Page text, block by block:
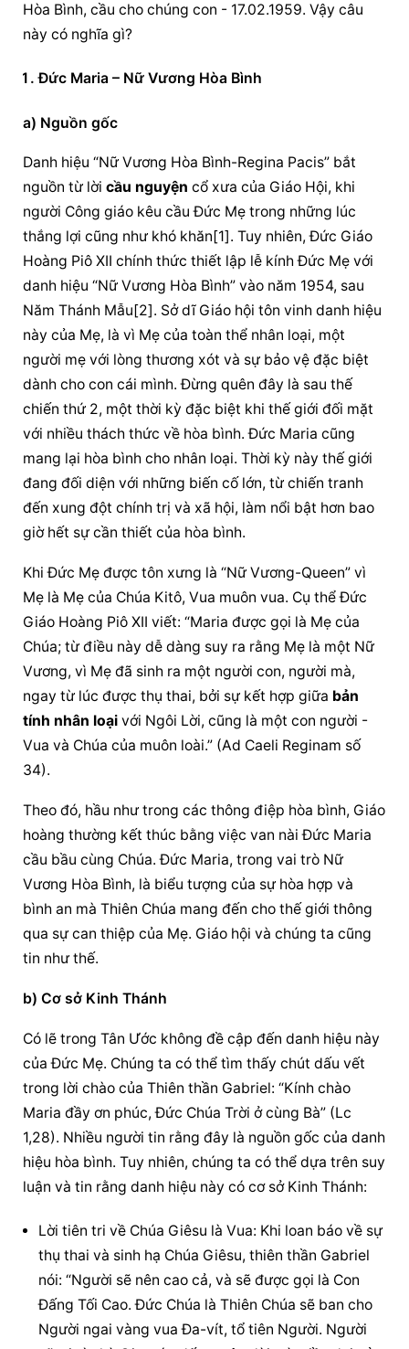
Hòa Bình, cầu cho chúng con - 17.02.1959. Vậy câu
này có nghĩa gì?
Đức Maria – Nữ Vương Hòa Bình
a) Nguồn gốc
Danh hiệu “Nữ Vương Hòa Bình-Regina Pacis” bắt
nguồn từ lời cầu nguyện cổ xưa của Giáo Hội, khi
người Công giáo kêu cầu Đức Mẹ trong những lúc
thắng lợi cũng như khó khăn[1]. Tuy nhiên, Đức Giáo
Hoàng Piô XII chính thức thiết lập lễ kính Đức Mẹ với
danh hiệu “Nữ Vương Hòa Bình” vào năm 1954, sau
Năm Thánh Mẫu[2]. Sở dĩ Giáo hội tôn vinh danh hiệu
này của Mẹ, là vì Mẹ của toàn thể nhân loại, một
người mẹ với lòng thương xót và sự bảo vệ đặc biệt
dành cho con cái mình. Đừng quên đây là sau thế
chiến thứ 2, một thời kỳ đặc biệt khi thế giới đối mặt
với nhiều thách thức về hòa bình. Đức Maria cũng
mang lại hòa bình cho nhân loại. Thời kỳ này thế giới
đang đối diện với những biến cố lớn, từ chiến tranh
đến xung đột chính trị và xã hội, làm nổi bật hơn bao
giờ hết sự cần thiết của hòa bình.
Khi Đức Mẹ được tôn xưng là “Nữ Vương-Queen” vì
Mẹ là Mẹ của Chúa Kitô, Vua muôn vua. Cụ thể Đức
Giáo Hoàng Piô XII viết: “Maria được gọi là Mẹ của
Chúa; từ điều này dễ dàng suy ra rằng Mẹ là một Nữ
Vương, vì Mẹ đã sinh ra một người con, người mà,
ngay từ lúc được thụ thai, bởi sự kết hợp giữa bản
tính nhân loại với Ngôi Lời, cũng là một con người -
Vua và Chúa của muôn loài.” (Ad Caeli Reginam số
34).
Theo đó, hầu như trong các thông điệp hòa bình, Giáo
hoàng thường kết thúc bằng việc van nài Đức Maria
cầu bầu cùng Chúa. Đức Maria, trong vai trò Nữ
Vương Hòa Bình, là biểu tượng của sự hòa hợp và
bình an mà Thiên Chúa mang đến cho thế giới thông
qua sự can thiệp của Mẹ. Giáo hội và chúng ta cũng
tin như thế.
b) Cơ sở Kinh Thánh
Có lẽ trong Tân Ước không đề cập đến danh hiệu này
của Đức Mẹ. Chúng ta có thể tìm thấy chút dấu vết
trong lời chào của Thiên thần Gabriel: “Kính chào
Maria đầy ơn phúc, Đức Chúa Trời ở cùng Bà” (Lc
1,28). Nhiều người tin rằng đây là nguồn gốc của danh
hiệu hòa bình. Tuy nhiên, chúng ta có thể dựa trên suy
luận và tin rằng danh hiệu này có cơ sở Kinh Thánh:
Lời tiên tri về Chúa Giêsu là Vua: Khi loan báo về sự
thụ thai và sinh hạ Chúa Giêsu, thiên thần Gabriel
nói: “Người sẽ nên cao cả, và sẽ được gọi là Con
Đấng Tối Cao. Đức Chúa là Thiên Chúa sẽ ban cho
Người ngai vàng vua Đa-vít, tổ tiên Người. Người